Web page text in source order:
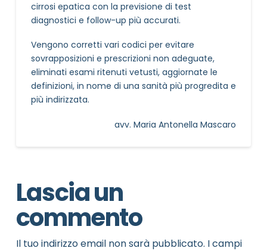
cirrosi epatica con la previsione di test
diagnostici e follow-up più accurati.
Vengono corretti vari codici per evitare
sovrapposizioni e prescrizioni non adeguate,
eliminati esami ritenuti vetusti, aggiornate le
definizioni, in nome di una sanità più progredita e
più indirizzata.
avv. Maria Antonella Mascaro
Lascia un
commento
Il tuo indirizzo email non sarà pubblicato. I campi